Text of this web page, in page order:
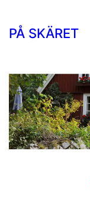
PÅ SKÄRET